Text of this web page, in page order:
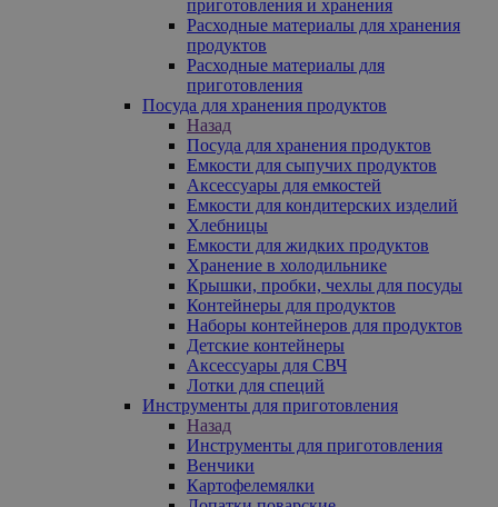
приготовления и хранения
Расходные материалы для хранения
продуктов
Расходные материалы для
приготовления
Посуда для хранения продуктов
Назад
Посуда для хранения продуктов
Емкости для сыпучих продуктов
Аксессуары для емкостей
Емкости для кондитерских изделий
Хлебницы
Емкости для жидких продуктов
Хранение в холодильнике
Крышки, пробки, чехлы для посуды
Контейнеры для продуктов
Наборы контейнеров для продуктов
Детские контейнеры
Аксессуары для СВЧ
Лотки для специй
Инструменты для приготовления
Назад
Инструменты для приготовления
Венчики
Картофелемялки